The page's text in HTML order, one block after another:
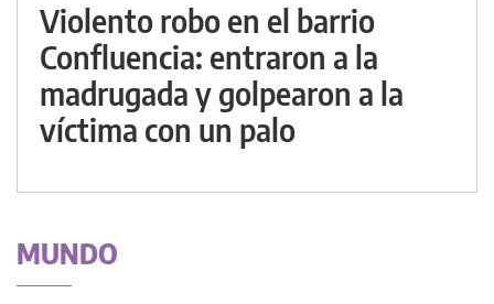
Violento robo en el barrio
Confluencia: entraron a la
madrugada y golpearon a la
víctima con un palo
MUNDO